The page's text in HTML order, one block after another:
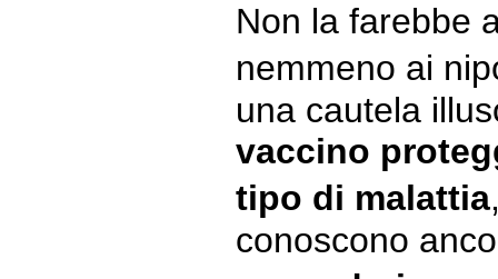
Non la farebbe
nemmeno ai
una cautela
vaccino
tipo di malattia
conoscono